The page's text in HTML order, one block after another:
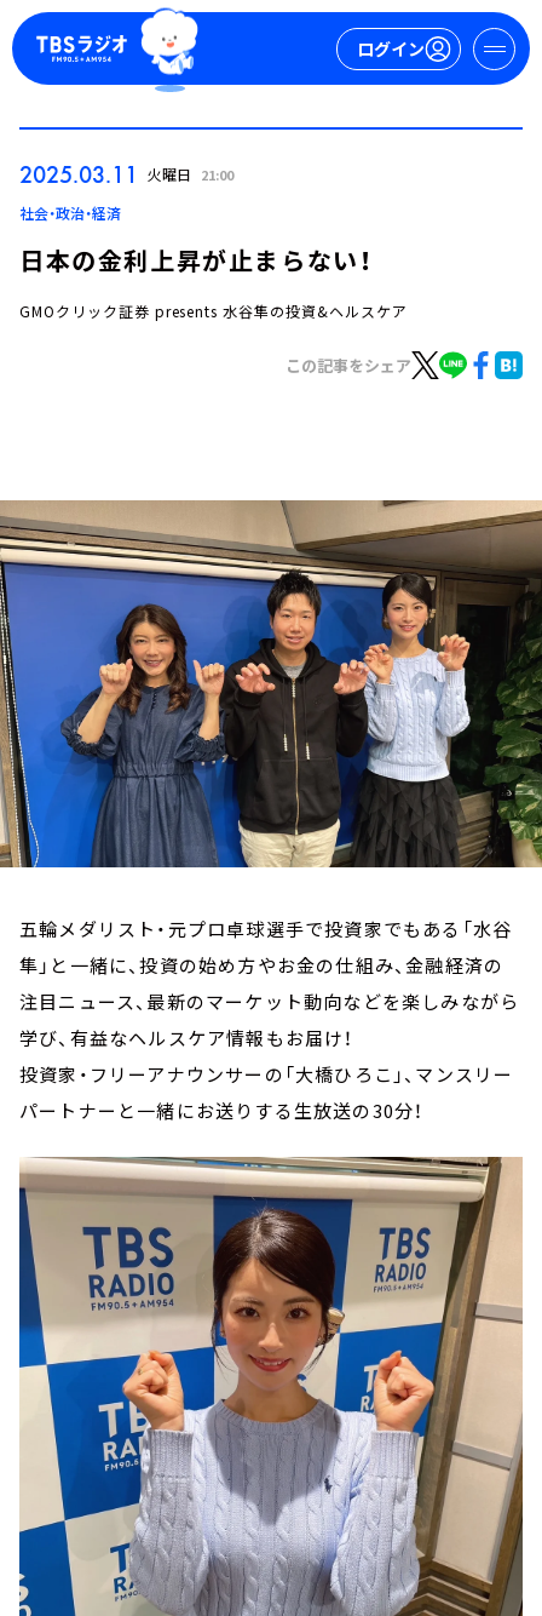
ログイン
トピックス
TBS Podcast
お知らせ
イベント・グッズ
YouTube
会社情報
2025.03.11 火曜日 21:00
社会・政治・経済
日本の金利上昇が止まらない！
GMOクリック証券 presents 水谷隼の投資&ヘルスケア
この記事をシェア
五輪メダリスト・元プロ卓球選手で投資家でもある「水谷
隼」と一緒に、投資の始め方やお金の仕組み、金融経済の
注目ニュース、最新のマーケット動向などを楽しみながら
学び、有益なヘルスケア情報もお届け！
投資家・フリーアナウンサーの「大橋ひろこ」、マンスリー
パートナーと一緒にお送りする生放送の30分！